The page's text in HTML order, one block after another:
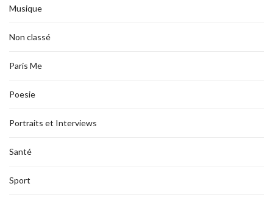
Musique
Non classé
Paris Me
Poesie
Portraits et Interviews
Santé
Sport